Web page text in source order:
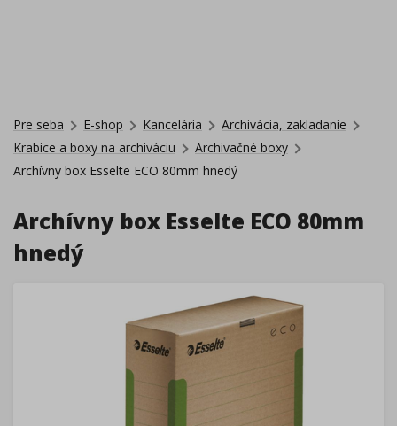
Pre seba E-shop Kancelária
Archivácia, zakladanie
Krabice a boxy na archiváciu
Archivačné boxy
Archívny box Esselte ECO 80mm hnedý
Archívny box Esselte ECO 80mm
hnedý